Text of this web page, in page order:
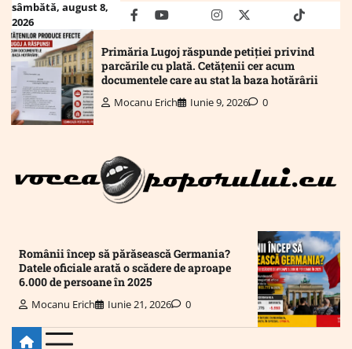
Skip
content
sâmbătă, august 8,
2026
facebookyoutubeMailinstagram
twitter truthtiktok
Primăria Lugoj răspunde petiției privind
parcările cu plată. Cetățenii cer acum
documentele care au stat la baza hotărârii
Mocanu Erich Iunie 9, 2026 0
Românii încep să părăsească Germania?
Datele oficiale arată o scădere de aproape
6.000 de persoane în 2025
Mocanu Erich Iunie 21, 2026 0